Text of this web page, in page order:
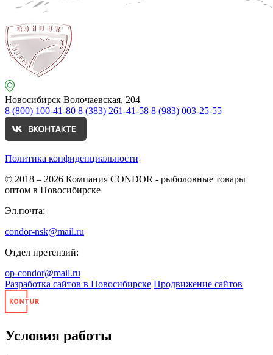
Новосибирск Волочаевская, 204
8 (800) 100-41-80 8 (383) 261-41-58 8 (983) 003-25-55
Политика конфиденциальности
© 2018 – 2026 Компания CONDOR - рыболовные товары
оптом в Новосибирске
Эл.почта:
condor-nsk@mail.ru
Отдел претензий:
op-condor@mail.ru
Разработка сайтов в Новосибирске Продвижение сайтов
Условия работы